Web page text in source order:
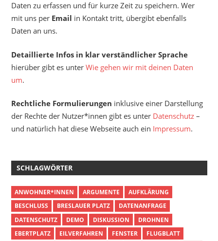
Daten zu erfassen und für kurze Zeit zu speichern. Wer
mit uns per Email in Kontakt tritt, übergibt ebenfalls
Daten an uns.
Detaillierte Infos in klar verständlicher Sprache
hierüber gibt es unter Wie gehen wir mit deinen Daten
um.
Rechtliche Formulierungen inklusive einer Darstellung
der Rechte der Nutzer*innen gibt es unter Datenschutz–
und natürlich hat diese Webseite auch ein Impressum.
SCHLAGWÖRTER
ANWOHNER*INNEN ARGUMENTE
AUFKLÄRUNG
BESCHLUSS
BRESLAUER PLATZ
DATENANFRAGE
DATENSCHUTZ
DEMO DISKUSSION
DROHNEN
EBERTPLATZ
EILVERFAHREN FENSTER
FLUGBLATT